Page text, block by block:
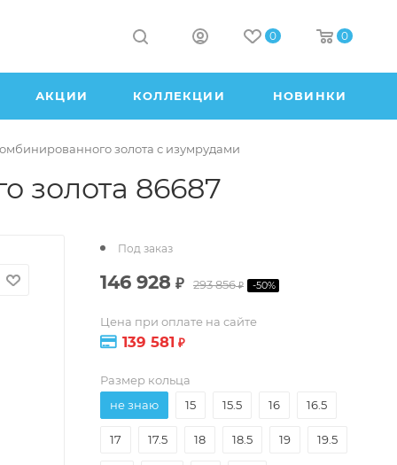
0 0
АКЦИИ КОЛЛЕКЦИИ НОВИНКИ
золота с изумрудами
золота 86687
Под заказ
146 928 ₽ 293 856₽ -50%
Цена при оплате на сайте
139 581 ₽
Размер кольца
не знаю
15 15.5 16 16.5
17 17.5 18 18.5 19 19.5